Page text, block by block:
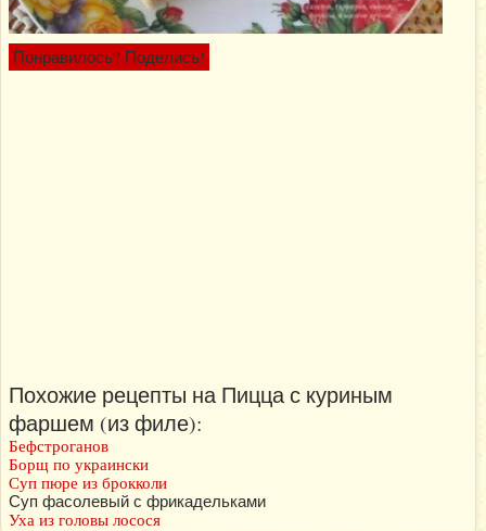
Понравилось? Поделись!
Похожие рецепты на Пицца с куриным
фаршем (из филе):
Бефстроганов
Борщ по украински
Суп пюре из брокколи
Суп фасолевый с фрикадельками
Уха из головы лосося